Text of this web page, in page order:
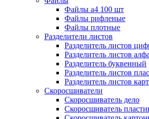
Файлы а4 100 шт
Файлы рифленые
Файлы плотные
Разделители листов
Разделитель листов
Разделитель листов
Разделитель буквенный
Разделитель листов
Разделитель листов
Скоросшиватели
Скоросшиватель дело
Скоросшиватель